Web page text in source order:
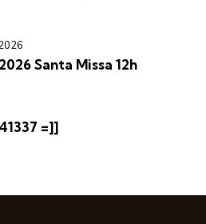
Santa Missa 12h
=]]